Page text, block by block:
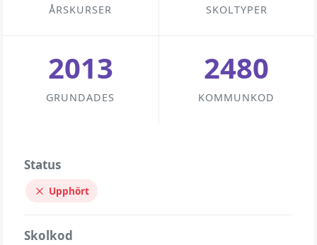
ÅRSKURSER SKOLTYPER
2013
GRUNDADES
2480
KOMMUNKOD
Status
Upphört
Skolkod